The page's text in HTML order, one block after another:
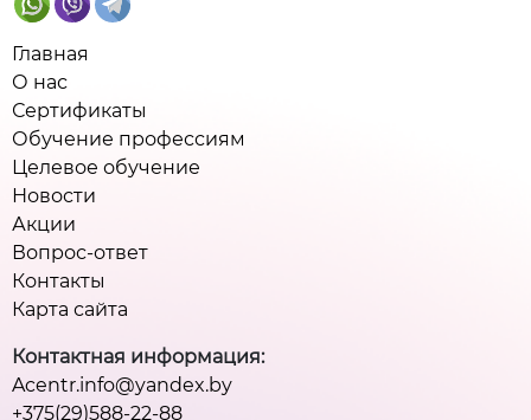
Главная
О нас
Сертификаты
Обучение профессиям
Целевое обучение
Новости
Акции
Вопрос-ответ
Контакты
Карта сайта
Контактная информация:
Acentr.info@yandex.by
+375(29)588-22-88